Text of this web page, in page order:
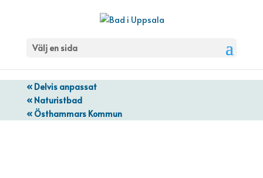
Välj en sida
« Delvis anpassat
« Naturistbad
« Östhammars Kommun